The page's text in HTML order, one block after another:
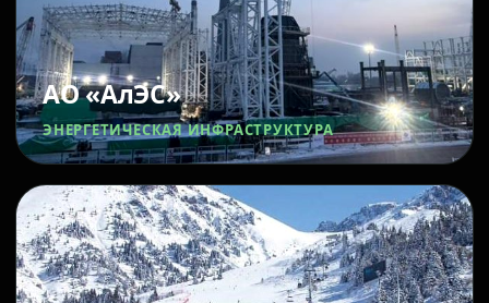
АО «АлЭС»
ЭНЕРГЕТИЧЕСКАЯ ИНФРАСТРУКТУРА